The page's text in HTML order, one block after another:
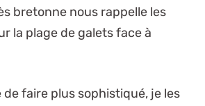
bretonne nous rappelle les
la plage de galets face à
de faire plus sophistiqué, je les